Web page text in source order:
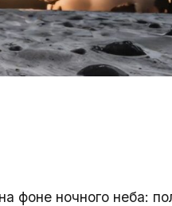
фоне ночного неба: